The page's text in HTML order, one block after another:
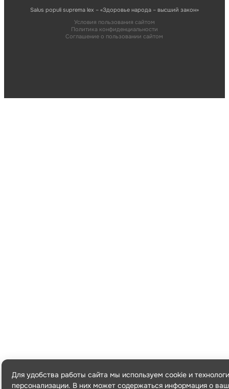
Salus populi suprema lex – «Здоровье народа – высший закон»
Условия пользования сайтом
Политика конфиденциальности
Соглашение о пользовании сайтом
Для удобства работы сайта мы используем cookie и
персонализации. В них может содержаться информация о